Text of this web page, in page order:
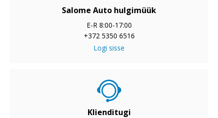
Salome Auto hulgimüük
E-R 8:00-17:00
+372 5350 6516
Logi sisse
Klienditugi